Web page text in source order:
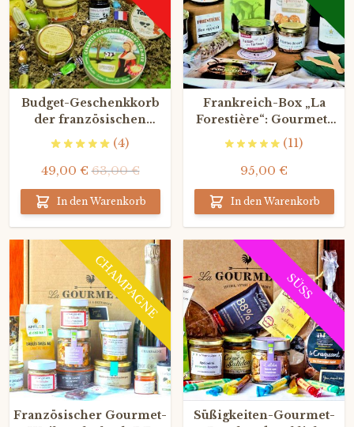
Budget-Geschenkkorb
der französischen
Terroirs(4)
49,00 € 63,00 €
In den Warenkorb
Frankreich-Box „La
Forestière“: Gourmet-
Wildbret(11)
95,00 €
In den Warenkorb
CHAMPAGNE
Französischer Gourmet-
SÜSS
Süßigkeiten-Gourmet-